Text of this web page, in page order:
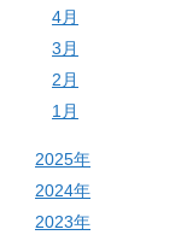
4月
3月
2月
1月
2025年
2024年
2023年